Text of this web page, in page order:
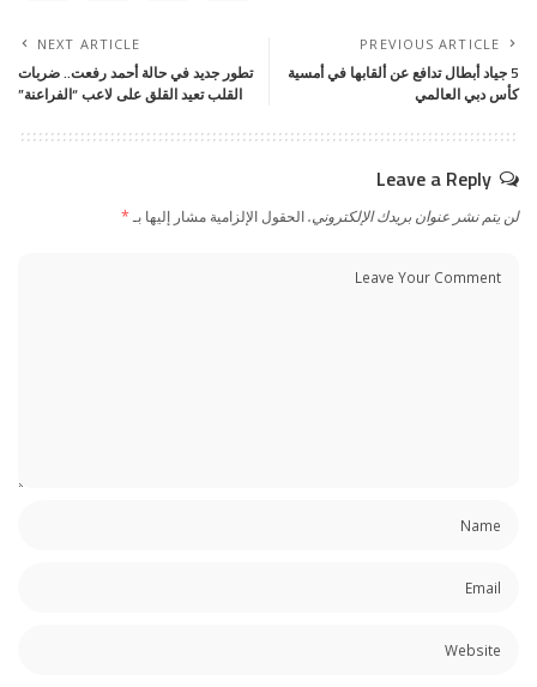
PREVIOUS ARTICLE
5 جياد أبطال تدافع عن ألقابها في أمسية
كأس دبي العالمي
NEXT ARTICLE
تطور جديد في حالة أحمد رفعت.. ضربات
القلب تعيد القلق على لاعب “الفراعنة”
Leave a Reply
لن يتم نشر عنوان بريدك الإلكتروني.الحقول الإلزامية مشار إليها بـ*